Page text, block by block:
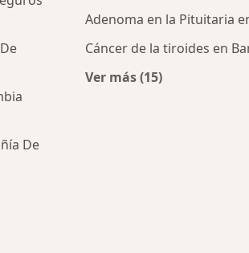
De
Adenoma en la Pituitaria
Cáncer de la tiroides en
Ver más (15)